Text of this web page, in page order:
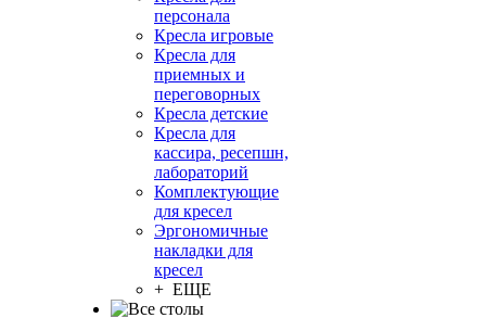
персонала
Кресла игровые
Кресла для
приемных и
переговорных
Кресла детские
Кресла для
кассира, ресепшн,
лабораторий
Комплектующие
для кресел
Эргономичные
накладки для
кресел
+ ЕЩЕ